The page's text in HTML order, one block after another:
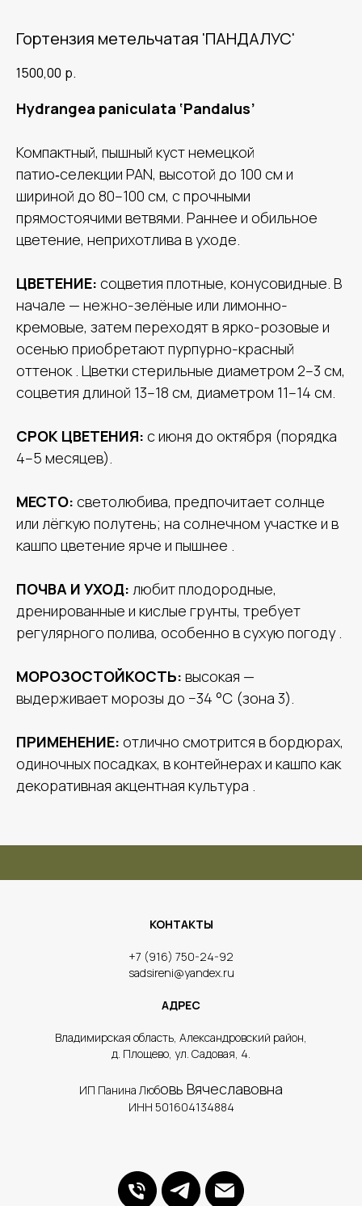
Гортензия метельчатая 'ПАНДАЛУС'
1500,00 р.
Hydrangea paniculata ‘Pandalus’
Компактный, пышный куст немецкой
патио‑селекции PAN, высотой до 100 см и
шириной до 80–100 см, с прочными
прямостоячими ветвями. Раннее и обильное
цветение, неприхотлива в уходе.
ЦВЕТЕНИЕ: соцветия плотные, конусовидные. В
начале — нежно-зелёные или лимонно-
кремовые, затем переходят в ярко-розовые и
осенью приобретают пурпурно-красный
оттенок . Цветки стерильные диаметром 2–3 см,
соцветия длиной 13–18 см, диаметром 11–14 см.
СРОК ЦВЕТЕНИЯ: с июня до октября (порядка
4–5 месяцев).
МЕСТО: светолюбива, предпочитает солнце
или лёгкую полутень; на солнечном участке и в
кашпо цветение ярче и пышнее .
ПОЧВА И УХОД: любит плодородные,
дренированные и кислые грунты, требует
регулярного полива, особенно в сухую погоду .
МОРОЗОСТОЙКОСТЬ: высокая —
выдерживает морозы до −34 °C (зона 3).
ПРИМЕНЕНИЕ: отлично смотрится в бордюрах,
одиночных посадках, в контейнерах и кашпо как
декоративная акцентная культура .
КОНТАКТЫ
​+7 (916) 750-24-92
sadsireni@yandex.ru
АДРЕС
​Владимирская область, Александровский район,
д. Площево, ул. Садовая, 4.
ИП Панина Любовь Вячеславовна
ИНН 501604134884